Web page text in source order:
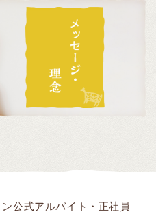
公式アルバイト・正社員